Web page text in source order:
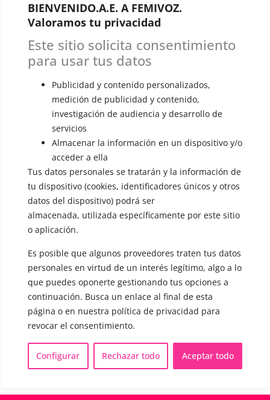
BIENVENIDO.A.E. A FEMIVOZ.
Valoramos tu privacidad
Este sitio solicita consentimiento
para usar tus datos
Publicidad y contenido personalizados,
medición de publicidad y contenido,
investigación de audiencia y desarrollo de
servicios
Almacenar la información en un dispositivo y/o
acceder a ella
Tus datos personales se tratarán y la información de
tu dispositivo (cookies, identificadores únicos y otros
datos del dispositivo) podrá ser
almacenada, utilizada específicamente por este sitio
o aplicación.
Es posible que algunos proveedores traten tus datos
personales en virtud de un interés legítimo, algo a lo
que puedes oponerte gestionando tus opciones a
continuación. Busca un enlace al final de esta
página o en nuestra política de privacidad para
revocar el consentimiento.
Configurar Rechazar todo Aceptar todo
VOCES LGBTQIA+ 🏳️‍🌈
▪️ Feminización de la voz
▪️ Masculinización de la voz
▪️ Neutralización de la voz
▪️ Dualización de la voz
▪️ Androginización de la voz
OTRAS SESIONES
▪️ Caracterización de la voz
▪️ Voz virilizada por esteroides
▪️ Modificación del acento
CONTACTO Y CITAS
✅Pide tu CITA ONLINE
WhatsApp :+34 625 14 46 47
Email : contacto@femivoz.es